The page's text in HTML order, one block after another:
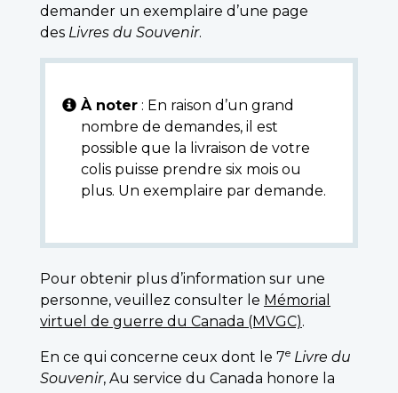
demander un exemplaire d’une page
des Livres du Souvenir.
À noter : En raison d’un grand
nombre de demandes, il est
possible que la livraison de votre
colis puisse prendre six mois ou
plus. Un exemplaire par demande.
Pour obtenir plus d’information sur une
personne, veuillez consulter le Mémorial
virtuel de guerre du Canada (MVGC).
En ce qui concerne ceux dont le 7e Livre du
Souvenir, Au service du Canada honore la